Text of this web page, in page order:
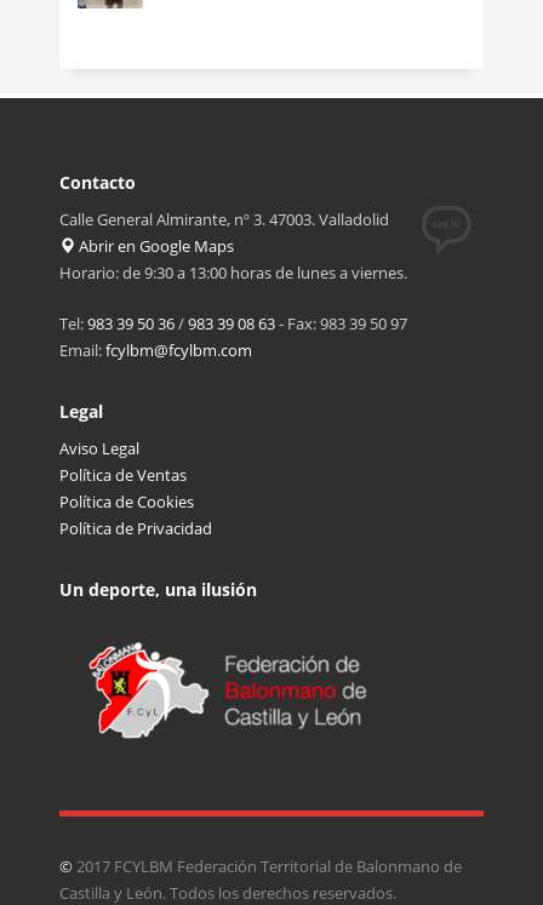
Contacto
Calle General Almirante, nº 3. 47003. Valladolid
Abrir en Google Maps
Horario: de 9:30 a 13:00 horas de lunes a viernes.
Tel:983 39 50 36/983 39 08 63- Fax: 983 39 50 97
Email:fcylbm@fcylbm.com
Legal
Aviso Legal
Política de Ventas
Política de Cookies
Política de Privacidad
Un deporte, una ilusión
©2017 FCYLBM Federación Territorial de Balonmano de
Castilla y León. Todos los derechos reservados.